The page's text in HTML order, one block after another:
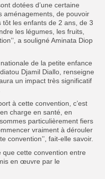
dotées d’une certaine
aménagements, de pouvoir
tôt les enfants de 2 ans, de 3
les légumes, les fruits,
a souligné Aminata Diop
de la petite enfance
Djamil Diallo, renseigne
un impact très significatif
à cette convention, c’est
charge en santé, en
particulièrement fiers
vraiment à dérouler
convention’’, fait-elle savoir.
que cette convention entre
en œuvre par le